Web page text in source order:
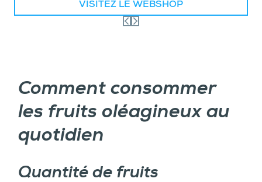
VISITEZ LE WEBSHOP
Comment consommer
les fruits oléagineux au
quotidien
Quantité de fruits